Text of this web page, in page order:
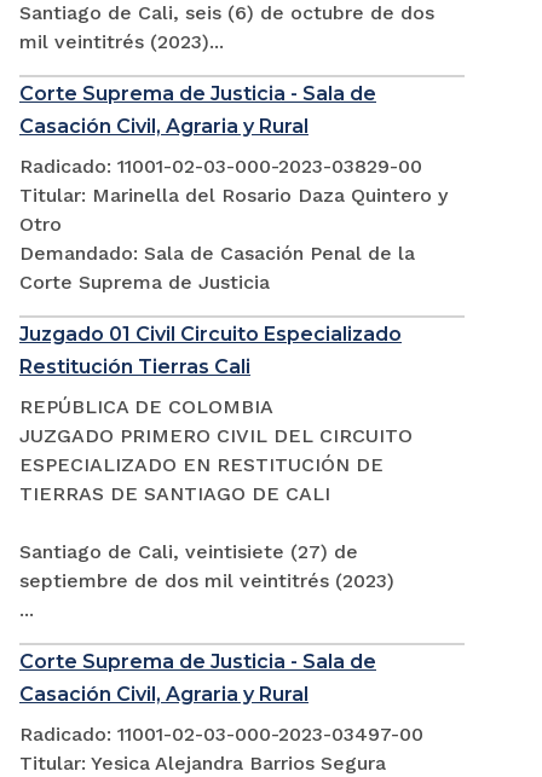
Santiago de Cali, seis (6) de octubre de dos
mil veintitrés (2023)...
Corte Suprema de Justicia - Sala de
Casación Civil, Agraria y Rural
Radicado: 11001-02-03-000-2023-03829-00
Titular: Marinella del Rosario Daza Quintero y
Otro
Demandado: Sala de Casación Penal de la
Corte Suprema de Justicia
Juzgado 01 Civil Circuito Especializado
Restitución Tierras Cali
REPÚBLICA DE COLOMBIA
JUZGADO PRIMERO CIVIL DEL CIRCUITO
ESPECIALIZADO EN RESTITUCIÓN DE
TIERRAS DE SANTIAGO DE CALI
Santiago de Cali, veintisiete (27) de
septiembre de dos mil veintitrés (2023)
...
Corte Suprema de Justicia - Sala de
Casación Civil, Agraria y Rural
Radicado: 11001-02-03-000-2023-03497-00
Titular: Yesica Alejandra Barrios Segura